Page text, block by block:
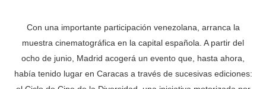
Con una importante participación venezolana, arranca la
muestra cinematográfica en la capital española. A partir del
ocho de junio, Madrid acogerá un evento que, hasta ahora,
había tenido lugar en Caracas a través de sucesivas ediciones: